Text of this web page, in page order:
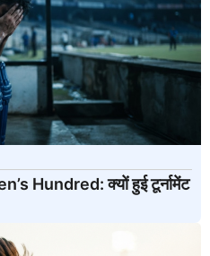
Hundred: क्यों हुई टूर्नामेंट